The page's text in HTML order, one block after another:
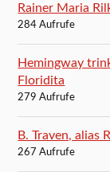
Rainer Maria
284 Aufrufe
Hemingway
Floridita
279 Aufrufe
B. Traven, alias
267 Aufrufe